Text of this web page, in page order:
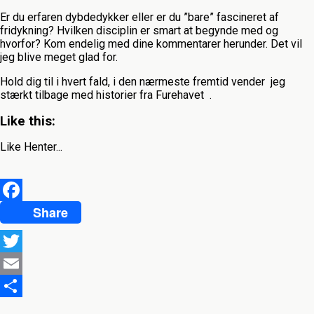
Er du erfaren dybdedykker eller er du ”bare” fascineret af
fridykning? Hvilken disciplin er smart at begynde med og
hvorfor? Kom endelig med dine kommentarer herunder. Det vil
jeg blive meget glad for.
Hold dig til i hvert fald, i den nærmeste fremtid vender jeg
stærkt tilbage med historier fra Furehavet .
Like this:
Like Henter...
FacebookShare
Twitter
Email